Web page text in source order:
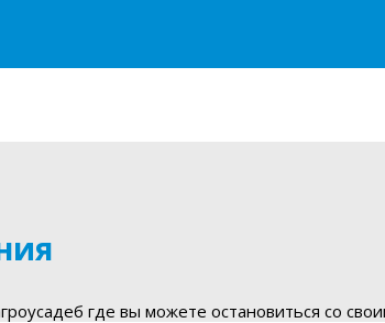
где вы можете остановиться со